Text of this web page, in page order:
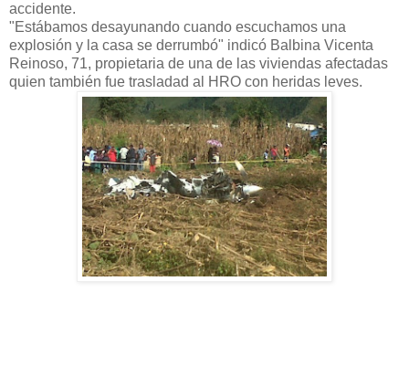
accidente.
"Estábamos desayunando cuando escuchamos una
explosión y la casa se derrumbó" indicó Balbina Vicenta
Reinoso, 71, propietaria de una de las viviendas afectadas
quien también fue trasladad al HRO con heridas leves.